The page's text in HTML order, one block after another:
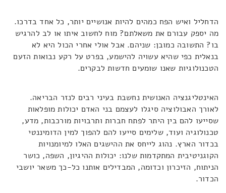
הדחליל ואיש הפח כמהים להיות אנושיים יותר, כל אחד בדרכו.
מה יספק עבורם את משאלתם? מוח לחשוב איתו או לב להרגיש
בו? התשובה כמובן: שניהם. אבל אולי אחרי הכול היא לא
בנאלית כפי שהיא עשויה להישמע, בפרט על רקע נבואות הזעם
הטכנולוגיות שאנו שומעים חדשות לבקרים.
האינטליגנציה האנושית נחשבת בעיני רבים לנזר הבריאה.
לאורך האבולוציה סיגלו לעצמם בני האדם יכולות מופלאות
שסייעו להם בין היתר לפתח חברות ותרבויות מורכבות, מדע,
טכנולוגיה ועוד, שלימים סייעו להם להפוך למין הדומיננטי
בכדור הארץ. נהוג לייחס את ההישגים האלו למיומנויות
הקוגניטיבית המתקדמות שלנו: יכולות ההיגיון, השפה, כושר
הניתוח, הזיכרון וכדומה, המבדילים אותנו כל-כך משאר יושבי
הכדור.